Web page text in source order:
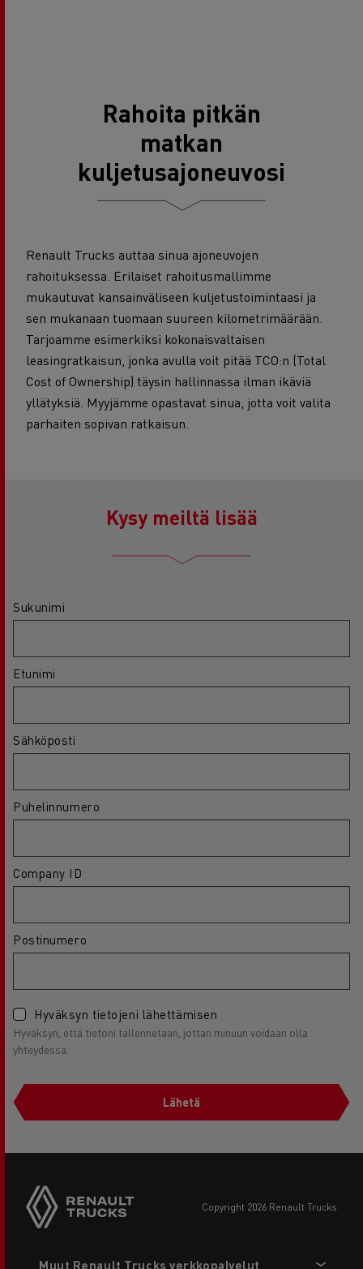
Rahoita pitkän
matkan
kuljetusajoneuvosi
Renault Trucks auttaa sinua ajoneuvojen
rahoituksessa. Erilaiset rahoitusmallimme
mukautuvat kansainväliseen kuljetustoimintaasi ja
sen mukanaan tuomaan suureen kilometrimäärään.
Tarjoamme esimerkiksi kokonaisvaltaisen
leasingratkaisun, jonka avulla voit pitää TCO:n (Total
Cost of Ownership) täysin hallinnassa ilman ikäviä
yllätyksiä. Myyjämme opastavat sinua, jotta voit valita
parhaiten sopivan ratkaisun.
Kysy meiltä lisää
Sukunimi
Etunimi
Sähköposti
Puhelinnumero
Company ID
Postinumero
Hyväksyn tietojeni lähettämisen
Hyväksyn, että tietoni tallennetaan, jottan minuun voidaan olla
yhteydessä.
Lähetä
copyright 2026 Renault Trucks
Muut Renault Trucks verkkopalvelut